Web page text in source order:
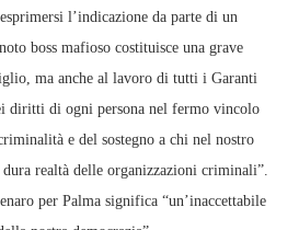
l’indicazione da parte di un
boss mafioso costituisce una grave
ma anche al lavoro di tutti i Garanti
diritti di ogni persona nel fermo vincolo
e del sostegno a chi nel nostro
dura realtà delle organizzazioni criminali”.
per Palma significa “un’inaccettabile